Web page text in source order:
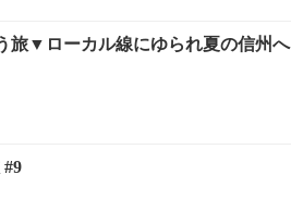
旅▼ローカル線にゆられ夏の信州へ